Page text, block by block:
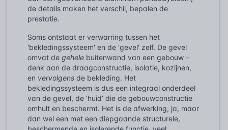
de details maken het verschil, bepalen de
prestatie.
Soms ontstaat er verwarring tussen het
'bekledingssysteem' en de 'gevel' zelf. De gevel
omvat de gehele buitenwand van een gebouw –
denk aan de draagconstructie, isolatie, kozijnen,
en vervolgens de bekleding. Het
bekledingssysteem is dus een integraal onderdeel
van de gevel, de ‘huid’ die de gebouwconstructie
omhult en beschermt. Het is de afwerking, ja, maar
dan wel een met een diepgaande structurele,